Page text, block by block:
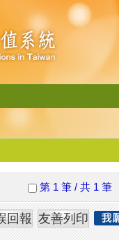
第 1 筆 / 共 1 筆